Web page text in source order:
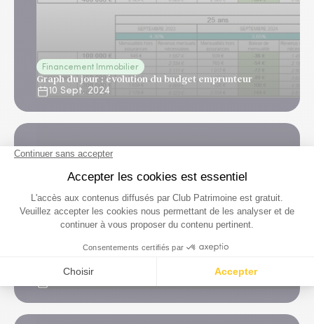
Financement Immobilier
Graph du jour : évolution du budget emprunteur
10 Sept. 2024
Graph du jour : Taux des emprunts d’état à 10 ans